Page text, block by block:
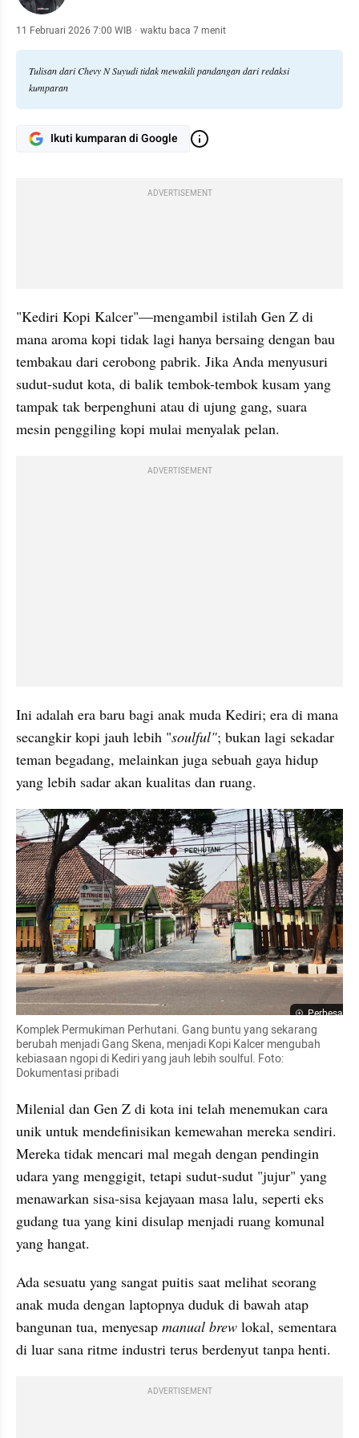
11 Februari 2026 7:00 WIB · waktu baca 7 menit
Tulisan dari Chevy N Suyudi tidak mewakili pandangan dari redaksi
kumparan
Ikuti kumparan di Google
ADVERTISEMENT
"Kediri Kopi Kalcer"—mengambil istilah Gen Z di
mana aroma kopi tidak lagi hanya bersaing dengan bau
tembakau dari cerobong pabrik. Jika Anda menyusuri
sudut-sudut kota, di balik tembok-tembok kusam yang
tampak tak berpenghuni atau di ujung gang, suara
mesin penggiling kopi mulai menyalak pelan.
ADVERTISEMENT
Ini adalah era baru bagi anak muda Kediri; era di mana
secangkir kopi jauh lebih "soulful"; bukan lagi sekadar
teman begadang, melainkan juga sebuah gaya hidup
yang lebih sadar akan kualitas dan ruang.
Perbesar
Komplek Permukiman Perhutani. Gang buntu yang sekarang
berubah menjadi Gang Skena, menjadi Kopi Kalcer mengubah
kebiasaan ngopi di Kediri yang jauh lebih soulful. Foto:
Dokumentasi pribadi
Milenial dan Gen Z di kota ini telah menemukan cara
unik untuk mendefinisikan kemewahan mereka sendiri.
Mereka tidak mencari mal megah dengan pendingin
udara yang menggigit, tetapi sudut-sudut "jujur" yang
menawarkan sisa-sisa kejayaan masa lalu, seperti eks
gudang tua yang kini disulap menjadi ruang komunal
yang hangat.
Ada sesuatu yang sangat puitis saat melihat seorang
anak muda dengan laptopnya duduk di bawah atap
bangunan tua, menyesap manual brew lokal, sementara
di luar sana ritme industri terus berdenyut tanpa henti.
ADVERTISEMENT